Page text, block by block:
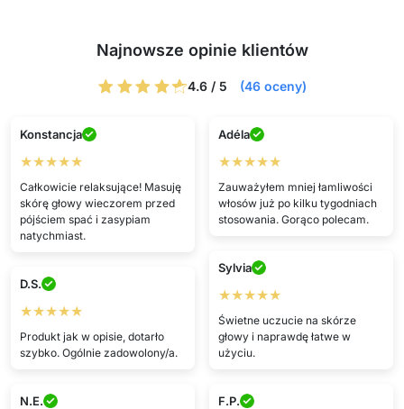
Najnowsze opinie klientów
4.6 / 5 (46 oceny)
Konstancja
★★★★★
Całkowicie relaksujące! Masuję
skórę głowy wieczorem przed
pójściem spać i zasypiam
natychmiast.
Adéla
★★★★★
Zauważyłem mniej łamliwości
włosów już po kilku tygodniach
stosowania. Gorąco polecam.
Sylvia
★★★★★
Świetne uczucie na skórze
głowy i naprawdę łatwe w
użyciu.
D.S.
★★★★★
Produkt jak w opisie, dotarło
szybko. Ogólnie zadowolony/a.
N.E. F.P.